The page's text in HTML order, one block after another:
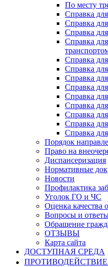
По месту
Справка
Справка
Справка
Справка
Справка
Справка
Справка
Справка
Справка
Справка
Справка
Справка
Справка
Порядок
Право на
Диспансеризация
Нормативные
Новости
Профилактика
Уголок ГО и ЧС
Оценка качества
Вопросы и
Обращение
ОТЗЫВЫ
Карта сайта
ДОСТУПНАЯ СРЕДА